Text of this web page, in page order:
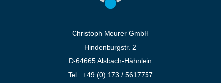
Christoph Meurer GmbH
Hindenburgstr. 2
D-64665 Alsbach-Hähnlein
Tel.: +49 (0) 173 / 5617757